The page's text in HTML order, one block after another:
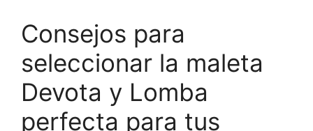
Consejos para
seleccionar la maleta
Devota y Lomba
perfecta para tus